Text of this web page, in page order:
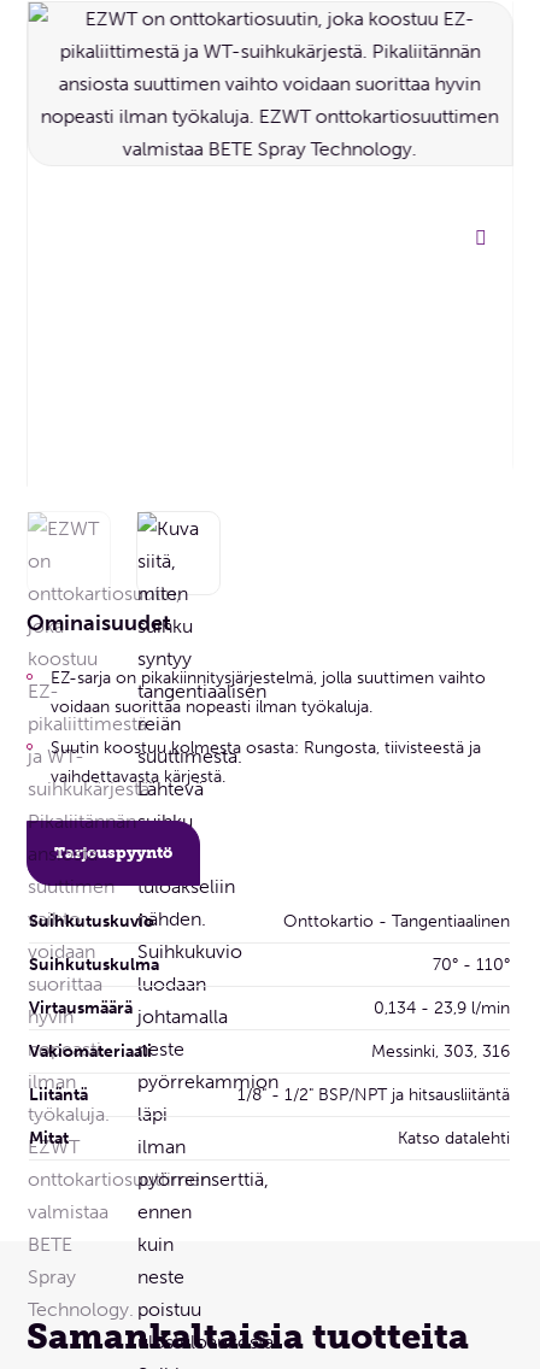
Ominaisuudet
EZ-sarja on pikakiinnitysjärjestelmä, jolla suuttimen vaihto
voidaan suorittaa nopeasti ilman työkaluja.
Suutin koostuu kolmesta osasta: Rungosta, tiivisteestä ja
vaihdettavasta kärjestä.
Tarjouspyyntö
Suihkutuskuvio
Onttokartio - Tangentiaalinen
Suihkutuskulma
70° - 110°
Virtausmäärä
0,134 - 23,9 l/min
Vakiomateriaali
Messinki, 303, 316
Liitäntä
1/8" - 1/2" BSP/NPT ja hitsausliitäntä
Mitat
Katso datalehti
Samankaltaisia tuotteita